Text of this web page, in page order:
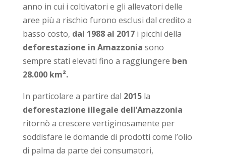
anno in cui i coltivatori e gli allevatori delle
aree più a rischio furono esclusi dal credito a
basso costo, dal 1988 al 2017i picchi della
deforestazione in Amazzonia sono
sempre stati elevati fino a raggiungere ben
28.000 km².
In particolare a partire dal 2015la
deforestazione illegale dell’Amazzonia
ritornò a crescere vertiginosamente per
soddisfare le domande di prodotti come l’olio
di palma da parte dei consumatori,